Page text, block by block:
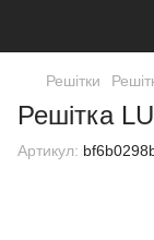
Решітки
Решітка
Артикул: